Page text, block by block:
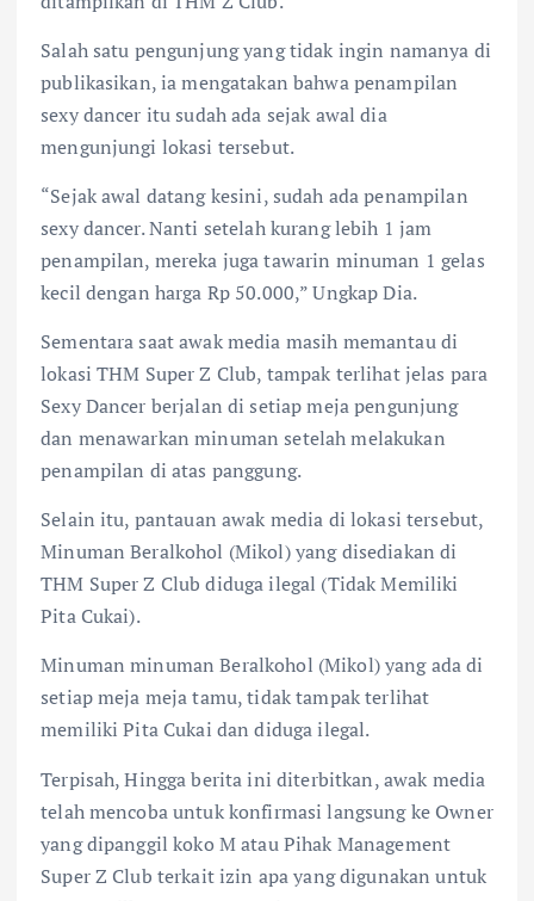
Salah satu pengunjung yang tidak ingin namanya di
publikasikan, ia mengatakan bahwa penampilan
sexy dancer itu sudah ada sejak awal dia
mengunjungi lokasi tersebut.
“Sejak awal datang kesini, sudah ada penampilan
sexy dancer. Nanti setelah kurang lebih 1 jam
penampilan, mereka juga tawarin minuman 1 gelas
kecil dengan harga Rp 50.000,” Ungkap Dia.
Sementara saat awak media masih memantau di
lokasi THM Super Z Club, tampak terlihat jelas para
Sexy Dancer berjalan di setiap meja pengunjung
dan menawarkan minuman setelah melakukan
penampilan di atas panggung.
Selain itu, pantauan awak media di lokasi tersebut,
Minuman Beralkohol (Mikol) yang disediakan di
THM Super Z Club diduga ilegal (Tidak Memiliki
Pita Cukai).
Minuman minuman Beralkohol (Mikol) yang ada di
setiap meja meja tamu, tidak tampak terlihat
memiliki Pita Cukai dan diduga ilegal.
Terpisah, Hingga berita ini diterbitkan, awak media
telah mencoba untuk konfirmasi langsung ke Owner
yang dipanggil koko M atau Pihak Management
Super Z Club terkait izin apa yang digunakan untuk